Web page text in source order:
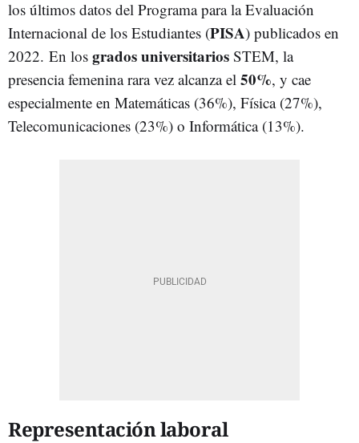
los últimos datos del Programa para la Evaluación
Internacional de los Estudiantes (PISA) publicados en
2022. En los gradosuniversitarios STEM, la
presencia femenina rara vez alcanza el 50%, y cae
especialmente en Matemáticas (36%), Física (27%),
Telecomunicaciones (23%) o Informática (13%).
Representación laboral